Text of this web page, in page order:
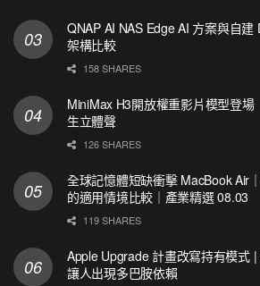
QNAP AI NAS Edge AI 方案與自
架構比較
158 SHARES
MiniMax H3開放權重影片模型登
生立體聲
126 SHARES
全球記憶體短缺衝擊 MacBook Air
的適用情境比較｜產業精選 08.03
119 SHARES
Apple Upgrade 計畫改寫持有模式
讓人出現多巴胺依賴